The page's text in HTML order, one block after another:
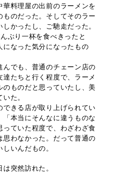
華料理屋の出前のラーメンを
ものだった。そしてそのラー
しかったし、ご馳走だった。
ぶり一杯を食べきったと
になった気分になったもの
んでも、普通のチェーン店の
達たちと行く程度で、ラーメ
のものだと思っていたし、美
た。
できる店が取り上げられてい
「本当にそんなに違うものな
っていた程度で、わざわざ食
思わなかった。だって普通の
いんだもの。
突然訪れた。